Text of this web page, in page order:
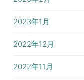
2023年1月
2022年12月
2022年11月